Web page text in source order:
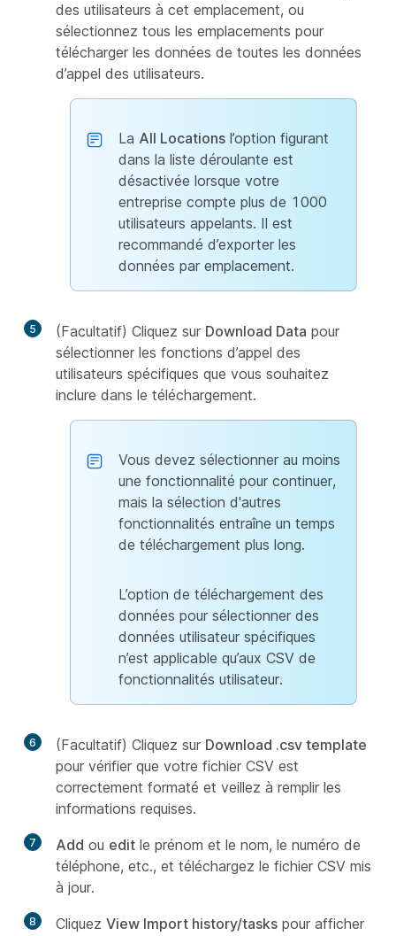
des utilisateurs à cet emplacement, ou
sélectionnez tous les emplacements pour
télécharger les données de toutes les données
d’appel des utilisateurs.
La All Locations l’option figurant
dans la liste déroulante est
désactivée lorsque votre
entreprise compte plus de 1000
utilisateurs appelants. Il est
recommandé d’exporter les
données par emplacement.
5 (Facultatif) Cliquez sur Download Data pour
sélectionner les fonctions d’appel des
utilisateurs spécifiques que vous souhaitez
inclure dans le téléchargement.
Vous devez sélectionner au moins
une fonctionnalité pour continuer,
mais la sélection d'autres
fonctionnalités entraîne un temps
de téléchargement plus long.
L’option de téléchargement des
données pour sélectionner des
données utilisateur spécifiques
n’est applicable qu’aux CSV de
fonctionnalités utilisateur.
6 (Facultatif) Cliquez sur Download .csv template
pour vérifier que votre fichier CSV est
correctement formaté et veillez à remplir les
informations requises.
7 Add ou edit le prénom et le nom, le numéro de
téléphone, etc., et téléchargez le fichier CSV mis
à jour.
8 Cliquez View Import history/tasks pour afficher